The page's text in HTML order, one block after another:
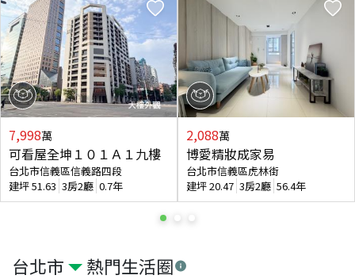
台北市 熱門生活圈
7,998萬
可看屋全坤１０１Ａ１九樓
台北市信義區信義路四段
建坪51.63 3房2廳 0.7年
2,088萬
博愛精妝成家易
台北市信義區虎林街
建坪20.47 3房2廳 56.4年